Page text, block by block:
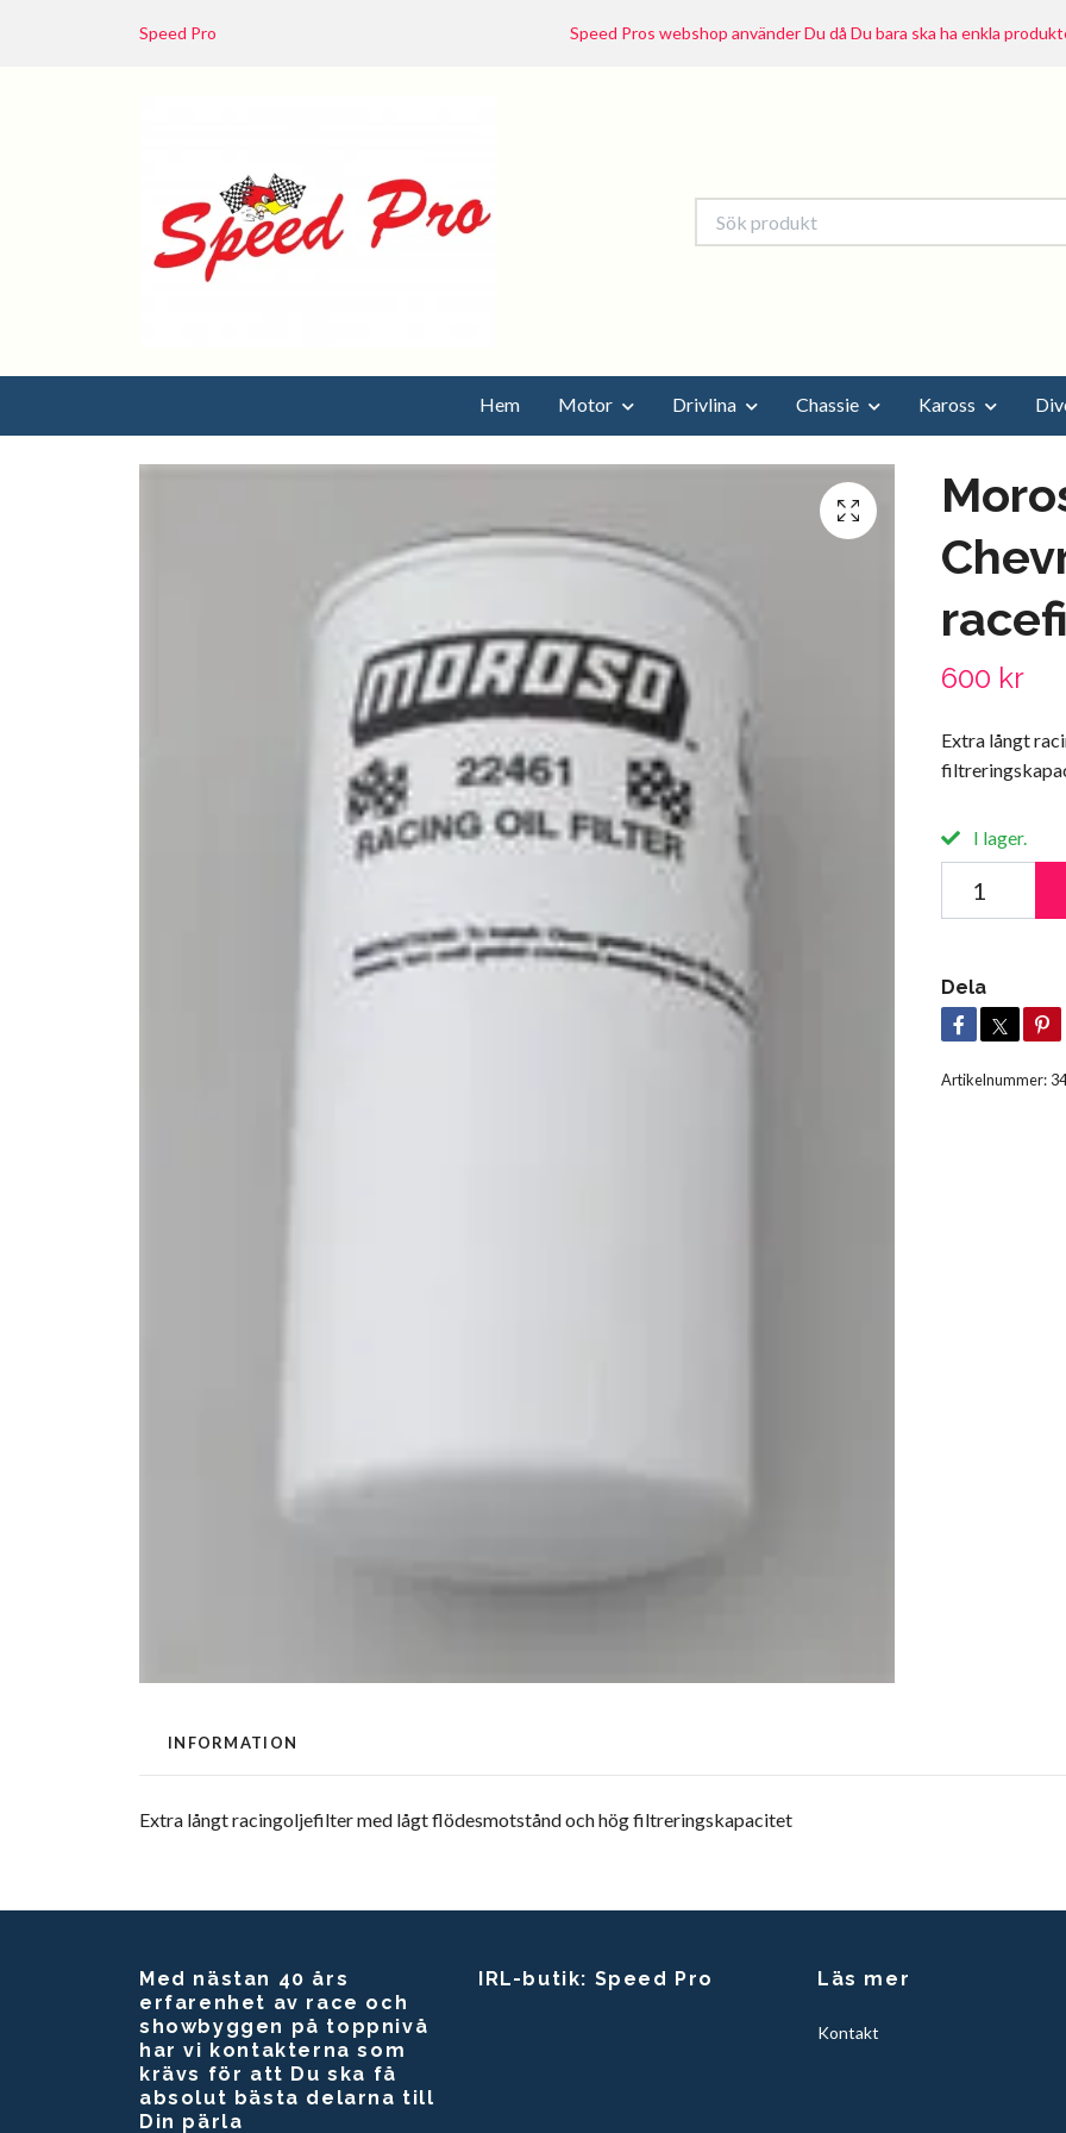
Speed Pro Speed Pros webshop använder Du då Du bara ska ha enkla
Hem Motor Drivlina Chassie Kaross
600 kr
Extra långt
I lager.
Dela
Artikelnummer:
INFORMATION
Extra långt racingoljefilter med lågt flödesmotstånd och hög filtreringskapacitet
Med nästan 40 års
erfarenhet av race och
showbyggen på toppnivå
har vi kontakterna som
krävs för att Du ska få
absolut bästa delarna till
Din pärla
IRL-butik: Speed Pro Läs mer
Kontakt